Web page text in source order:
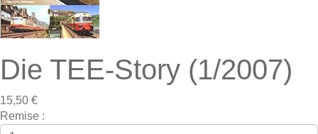
Die TEE-Story (1/2007)
15,50 €
Remise :